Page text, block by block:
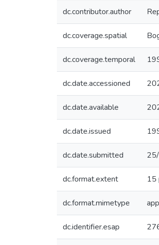
dc.contributor.author
dc.coverage.spatial
dc.coverage.temporal
dc.date.accessioned
dc.date.available
dc.date.issued
dc.date.submitted
dc.format.extent 15
dc.format.mimetype
dc.identifier.esap